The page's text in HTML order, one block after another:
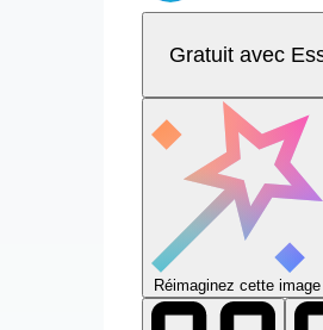
Gratuit avec
Réimaginez cette image